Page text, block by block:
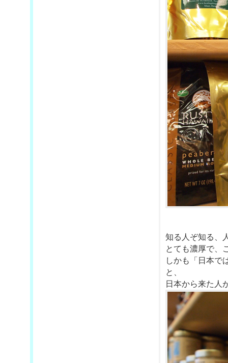
知る人ぞ知る、
とても濃厚で、
しかも「日本で
と、
日本から来た人